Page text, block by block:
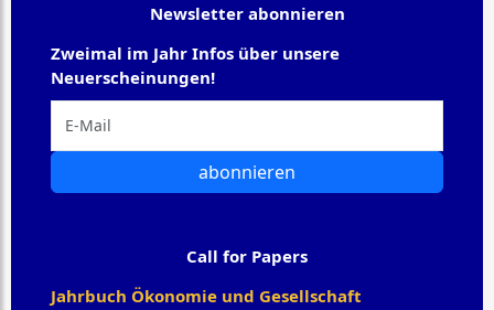
Newsletter abonnieren
Zweimal im Jahr Infos über unsere
Neuerscheinungen!
abonnieren
Call for Papers
Jahrbuch Ökonomie und Gesellschaft